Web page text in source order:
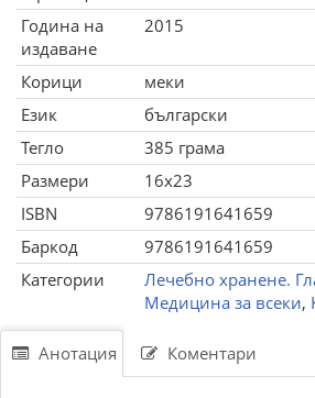
Година на
издаване
2015
Корици
меки
Език
български
Тегло
385 грама
Размери
16x23
ISBN
9786191641659
Баркод
9786191641659
Категории
Лечебно хранене.
Медицина за всеки,
Анотация Коментари